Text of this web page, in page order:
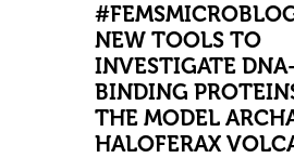
NEW TOOLS TO
INVESTIGATE
BINDING
THE MODEL
HALOFERAX